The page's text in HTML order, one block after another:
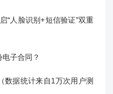
“人脸识别+短信验证”双重
子合同？
数据统计来自1万次用户测